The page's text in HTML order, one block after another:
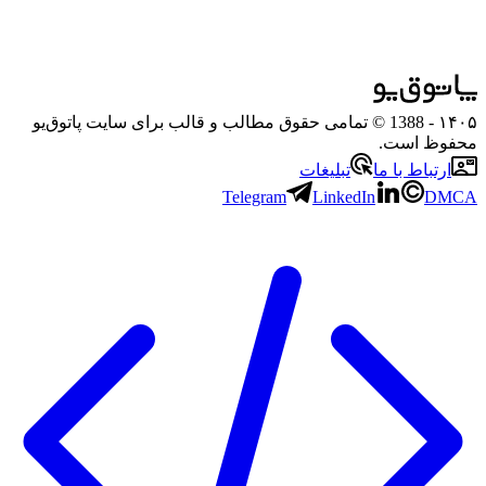
۱۴۰۵
- 1388 © تمامی حقوق مطالب و قالب برای سایت پاتوق‌یو
محفوظ است.
ارتباط با ما
تبلیغات
Telegram
LinkedIn DMCA